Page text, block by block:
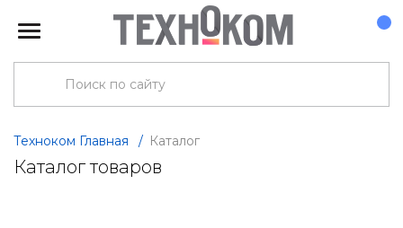
Техноком Главная / Каталог
Каталог товаров